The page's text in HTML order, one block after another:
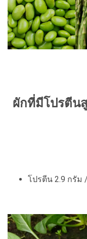
ผักที่มีโปรตีน
โปรตีน 2.9 กรัม